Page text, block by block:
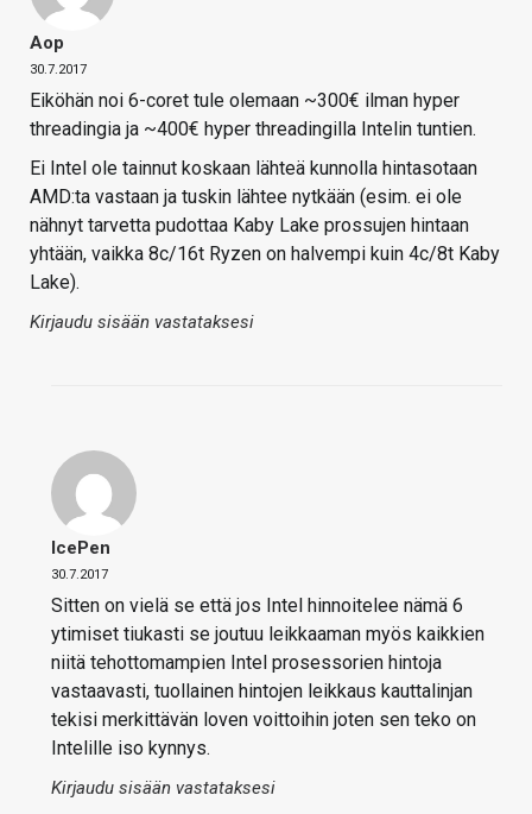
Aop
30.7.2017
Eiköhän noi 6-coret tule olemaan ~300€ ilman hyper
threadingia ja ~400€ hyper threadingilla Intelin tuntien.
Ei Intel ole tainnut koskaan lähteä kunnolla hintasotaan
AMD:ta vastaan ja tuskin lähtee nytkään (esim. ei ole
nähnyt tarvetta pudottaa Kaby Lake prossujen hintaan
yhtään, vaikka 8c/16t Ryzen on halvempi kuin 4c/8t Kaby
Lake).
Kirjaudu sisään vastataksesi
IcePen
30.7.2017
Sitten on vielä se että jos Intel hinnoitelee nämä 6
ytimiset tiukasti se joutuu leikkaaman myös kaikkien
niitä tehottomampien Intel prosessorien hintoja
vastaavasti, tuollainen hintojen leikkaus kauttalinjan
tekisi merkittävän loven voittoihin joten sen teko on
Intelille iso kynnys.
Kirjaudu sisään vastataksesi